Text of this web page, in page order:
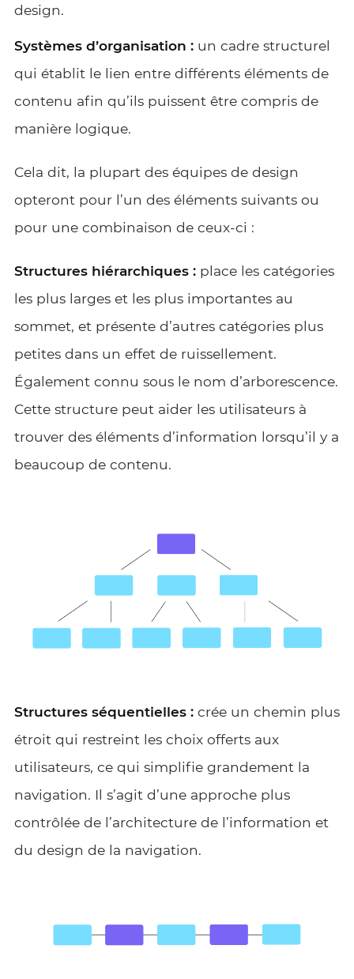
design.
Systèmes d’organisation :un cadre structurel
qui établit le lien entre différents éléments de
contenu afin qu’ils puissent être compris de
manière logique.
Cela dit, la plupart des équipes de design
opteront pour l’un des éléments suivants ou
pour une combinaison de ceux-ci :
Structures hiérarchiques :place les catégories
les plus larges et les plus importantes au
sommet, et présente d’autres catégories plus
petites dans un effet de ruissellement.
Également connu sous le nom d’arborescence.
Cette structure peut aider les utilisateurs à
trouver des éléments d’information lorsqu’il y a
beaucoup de contenu.
Structures séquentielles :crée un chemin plus
étroit qui restreint les choix offerts aux
utilisateurs, ce qui simplifie grandement la
navigation. Il s’agit d’une approche plus
contrôlée de l’architecture de l’information et
du design de la navigation.